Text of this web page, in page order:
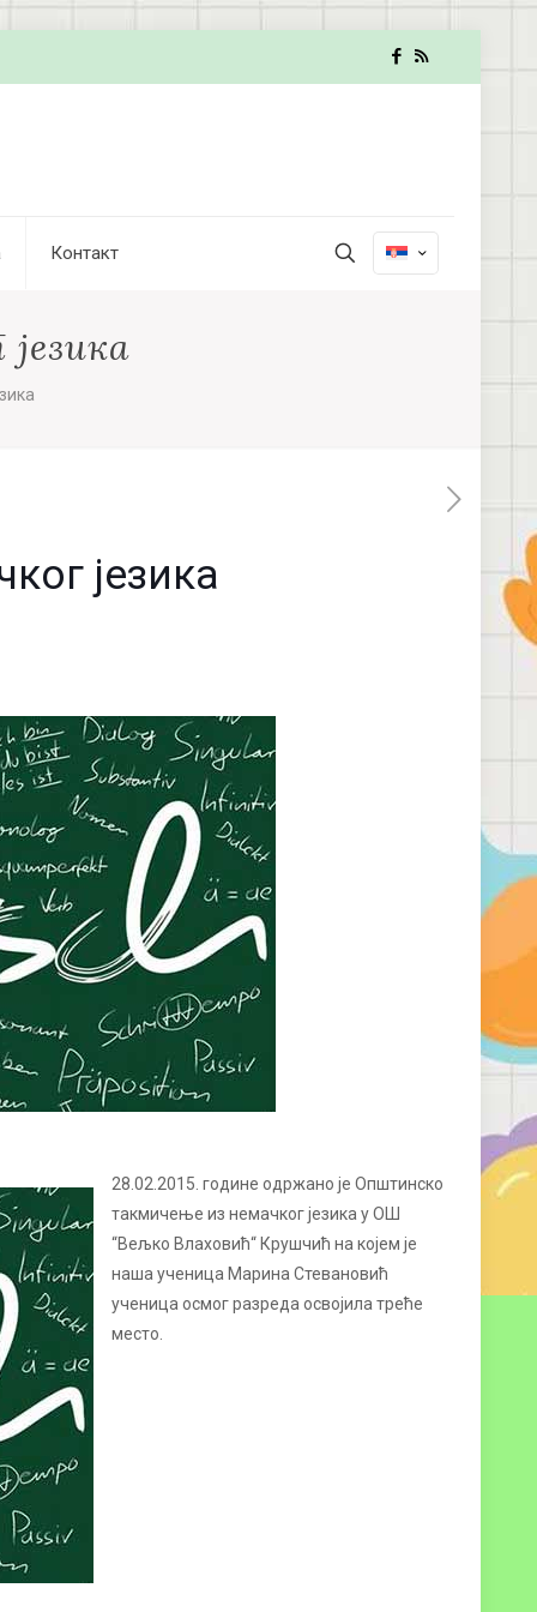
Контакт
језика
28.02.2015. године одржано је Општинско
такмичење из немачког језика у ОШ
“Вељко Влаховић“ Крушчић на којем је
наша ученица Марина Стевановић
ученица осмог разреда освојила треће
место.